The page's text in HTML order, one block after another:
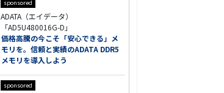
sponsored
ADATA（エイデータ）
「AD5U480016G-D」
価格高騰の今こそ「安心できる」メ
モリを。信頼と実績のADATA DDR5
メモリを導入しよう
sponsored